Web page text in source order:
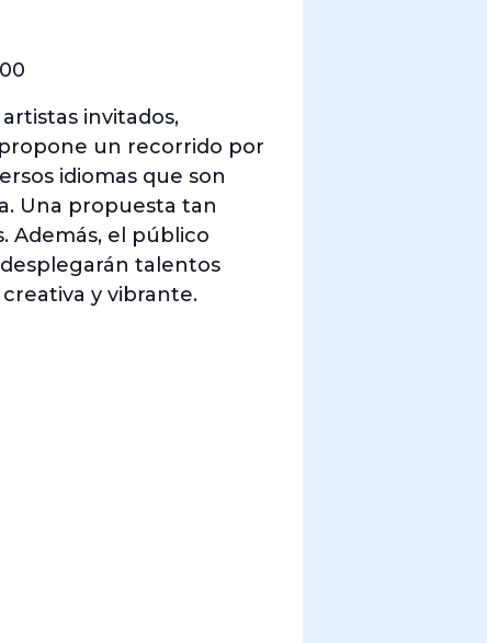
invitados,
un recorrido por
idiomas que son
Una propuesta tan
Además, el público
talentos
y vibrante.